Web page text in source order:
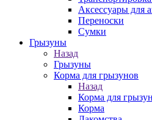
Аксессуары для
Переноски
Сумки
Грызуны
Назад
Грызуны
Корма для грызунов
Назад
Корма для
Корма